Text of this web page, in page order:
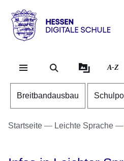
Hessen
Digitale
A-Z
Breitbandausbau
Startseite Leichte Sprache